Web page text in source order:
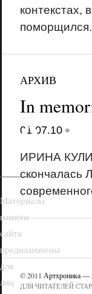
контекстах,
АРХИВ
In
01.07.10 •
ИРИНА
скончалась
© 2011 Артхроника —
ДЛЯ ЧИТАТЕЛЕЙ
18+
Материалы
нашего
сайта
предназначены
для
лиц